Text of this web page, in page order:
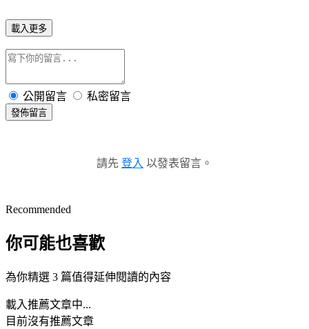
載入更多
公開留言 私密留言
發佈留言
請先 登入 以發表留言。
Recommended
你可能也喜歡
為你精選 3 篇值得延伸閱讀的內容
載入推薦文章中...
目前沒有推薦文章